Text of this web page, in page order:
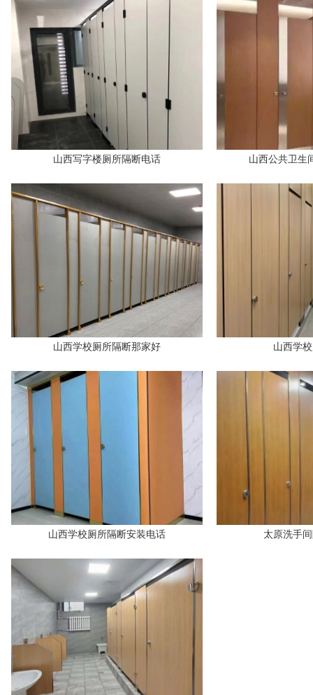
山西写字楼厕所隔断电话 山西公共卫生
山西学校厕所隔断那家好 山西学
山西学校厕所隔断安装电话 太原洗手